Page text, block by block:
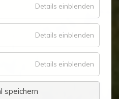
Details einblenden
Details einblenden
Komfort
Details einblenden
Statistik
speichern